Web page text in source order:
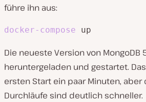
führe ihn aus:
docker-compose up
Die neueste Version von MongoDB
heruntergeladen und gestartet.
ersten Start ein paar Minuten,
Durchläufe sind deutlich schneller.